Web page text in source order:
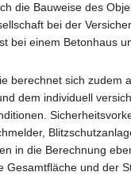
die Bauweise des
bei der
bei einem Betonhaus
berechnet sich zudem
dem individuell
in die Berechnung
Gesamtfläche und der